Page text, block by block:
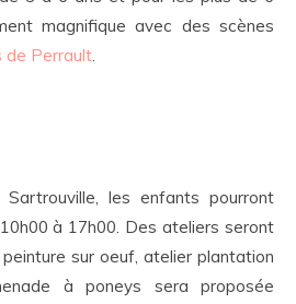
magnifique avec des scènes
de Perrault.
les enfants pourront
à 17h00. Des ateliers seront
sur oeuf, atelier plantation
à poneys sera proposée